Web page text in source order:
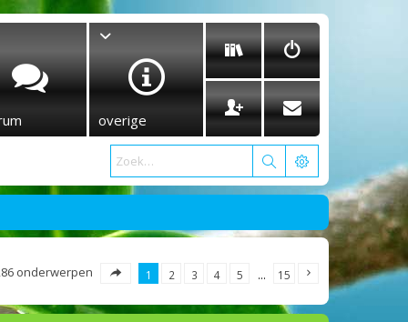
overige
onderwerpen 1 2 3 4 5 … 15